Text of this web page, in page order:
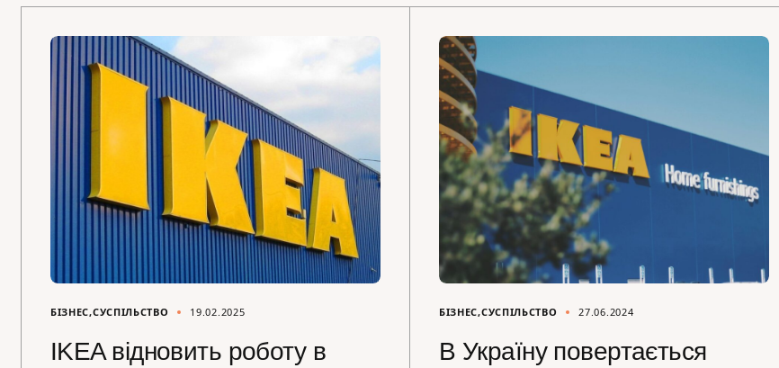
БІЗНЕС СУСПІЛЬСТВО 19.02.2025
IKEA відновить роботу в
БІЗНЕС СУСПІЛЬСТВО 27.06.2024
В Україну повертається